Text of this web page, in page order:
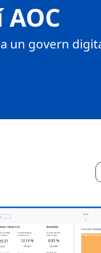
un govern